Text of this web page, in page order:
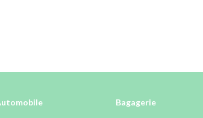
Bagagerie